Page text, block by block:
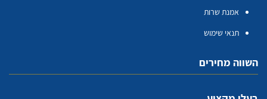
אמנת שרות
תנאי שימוש
השווה מחירים